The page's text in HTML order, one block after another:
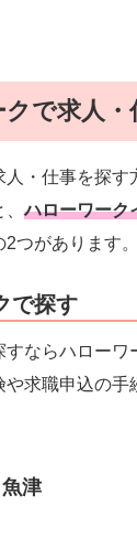
で求人・
人・仕事を探す
、ハローワーク
2つがあります。
で探す
すならハローワ
や求職申込の手
津